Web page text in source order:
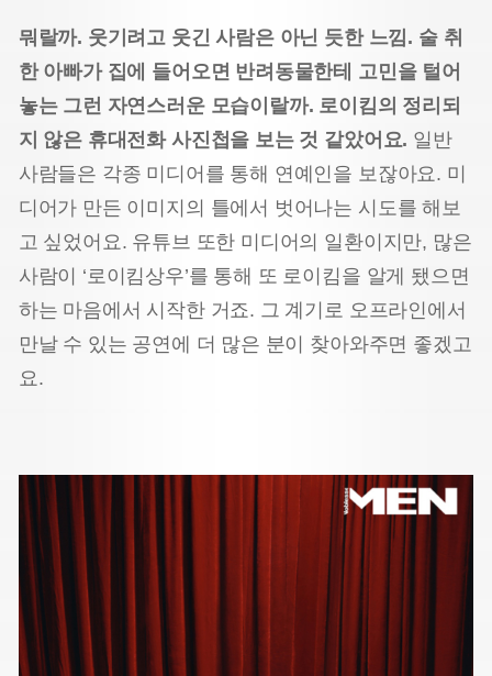
뭐랄까. 웃기려고 웃긴 사람은 아닌 듯한 느낌. 술 취
한 아빠가 집에 들어오면 반려동물한테 고민을 털어
놓는 그런 자연스러운 모습이랄까. 로이킴의 정리되
지 않은 휴대전화 사진첩을 보는 것 같았어요. 일반
사람들은 각종 미디어를 통해 연예인을 보잖아요. 미
디어가 만든 이미지의 틀에서 벗어나는 시도를 해보
고 싶었어요. 유튜브 또한 미디어의 일환이지만, 많은
사람이 ‘로이킴상우’를 통해 또 로이킴을 알게 됐으면
하는 마음에서 시작한 거죠. 그 계기로 오프라인에서
만날 수 있는 공연에 더 많은 분이 찾아와주면 좋겠고
요.